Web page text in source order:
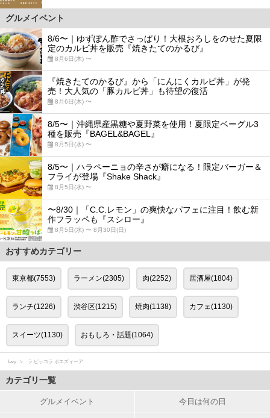
グルメイベント
8/6〜｜ゆずぽん酢でさっぱり！大根おろしをのせた夏限
定のカルビ丼を販売『焼きたてのかるび』
8月6日(木) 〜
『焼きたてのかるび』から「にんにくカルビ丼」が発
売！大人気の「豚カルビ丼」も待望の復活
8月6日(木) 〜
8/5〜｜沖縄県産黒糖や夏野菜を使用！夏限定ベーグル3
種を販売『BAGEL&BAGEL』
8月5日(水) 〜
8/5〜｜ハラペーニョの辛さが癖になる！限定バーガー＆
フライが登場『Shake Shack』
8月5日(水) 〜
〜8/30｜「C.C.レモン」の爽快なパフェに注目！飲む新
作フラッペも『スシロー』
8月5日(水) 〜 8月30日(日)
おすすめカテゴリー
東京都(7553) ラーメン(2305) 肉(2252) 居酒屋(1804)
ランチ(1226) 渋谷区(1215) 焼肉(1138) カフェ(1130)
スイーツ(1130) おもしろ・話題(1064)
favy ラ ピッコラ ポエズィーア
カテゴリ一覧
グルメイベント 今日は何の日